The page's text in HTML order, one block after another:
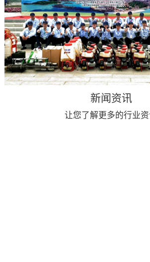
新闻资讯
让您了解更多的行业